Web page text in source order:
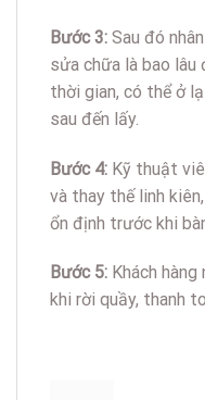
Bước 3: Sau đó
sửa chữa là bao lâu
thời gian, có thể ở
sau đến lấy.
Bước 4: Kỹ thuật
và thay thế linh
ổn định trước khi
Bước 5: Khách
khi rời quầy, thanh